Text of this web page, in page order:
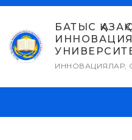
Skip
content
БАТЫС
ИННОВАЦИЯЛАР,